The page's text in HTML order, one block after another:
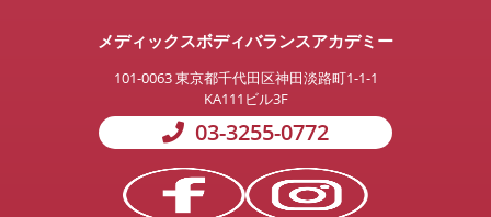
メディックスボディバランスアカデミー
101-0063東京都千代田区神田淡路町1-1-1
KA111ビル3F
03-3255-0772